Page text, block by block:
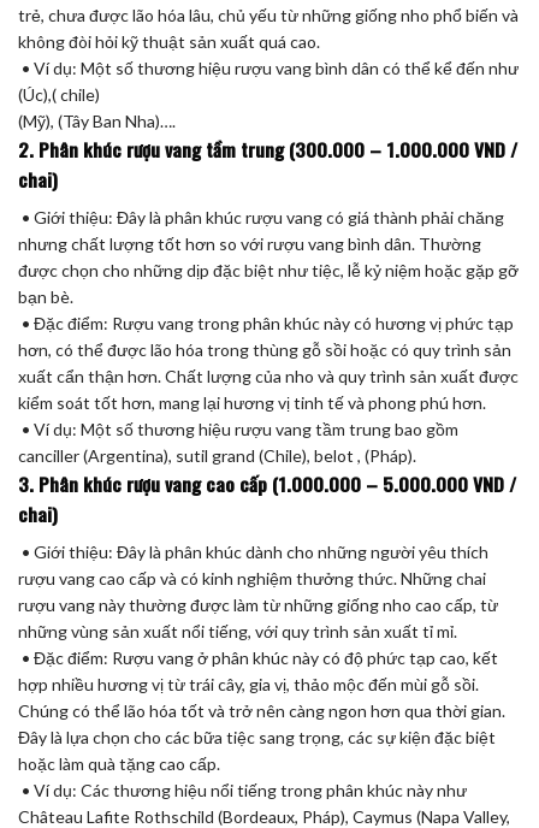
trẻ, chưa được lão hóa lâu, chủ yếu từ những giống nho phổ biến và
không đòi hỏi kỹ thuật sản xuất quá cao.
• Ví dụ: Một số thương hiệu rượu vang bình dân có thể kể đến như
(Úc),( chile)
(Mỹ), (Tây Ban Nha)….
2. Phân khúc rượu vang tầm trung (300.000 – 1.000.000 VND /
chai)
• Giới thiệu: Đây là phân khúc rượu vang có giá thành phải chăng
nhưng chất lượng tốt hơn so với rượu vang bình dân. Thường
được chọn cho những dịp đặc biệt như tiệc, lễ kỷ niệm hoặc gặp gỡ
bạn bè.
• Đặc điểm: Rượu vang trong phân khúc này có hương vị phức tạp
hơn, có thể được lão hóa trong thùng gỗ sồi hoặc có quy trình sản
xuất cẩn thận hơn. Chất lượng của nho và quy trình sản xuất được
kiểm soát tốt hơn, mang lại hương vị tinh tế và phong phú hơn.
• Ví dụ: Một số thương hiệu rượu vang tầm trung bao gồm
canciller (Argentina), sutil grand (Chile), belot , (Pháp).
3. Phân khúc rượu vang cao cấp (1.000.000 – 5.000.000 VND /
chai)
• Giới thiệu: Đây là phân khúc dành cho những người yêu thích
rượu vang cao cấp và có kinh nghiệm thưởng thức. Những chai
rượu vang này thường được làm từ những giống nho cao cấp, từ
những vùng sản xuất nổi tiếng, với quy trình sản xuất tỉ mỉ.
• Đặc điểm: Rượu vang ở phân khúc này có độ phức tạp cao, kết
hợp nhiều hương vị từ trái cây, gia vị, thảo mộc đến mùi gỗ sồi.
Chúng có thể lão hóa tốt và trở nên càng ngon hơn qua thời gian.
Đây là lựa chọn cho các bữa tiệc sang trọng, các sự kiện đặc biệt
hoặc làm quà tặng cao cấp.
• Ví dụ: Các thương hiệu nổi tiếng trong phân khúc này như
Château Lafite Rothschild (Bordeaux, Pháp), Caymus (Napa Valley,